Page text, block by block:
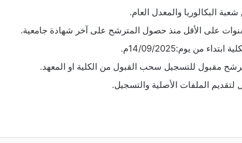
البكالوريا والمعدل العام.
على الأقل منذ حصول المترشح على آخر شهادة جامعية.
من يوم:14/09/2025م.
مقبول للتسجيل سحب القبول من الكلية او المعهد.